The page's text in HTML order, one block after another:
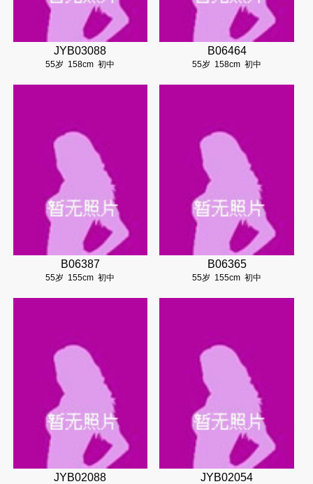
JYB03088
55岁 158cm 初中
B06464
55岁 158cm 初中
B06387
55岁 155cm 初中
B06365
55岁 155cm 初中
JYB02088 JYB02054